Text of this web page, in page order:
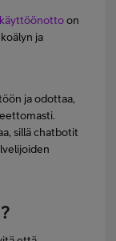
on
ja
ja odottaa,
sillä chatbotit